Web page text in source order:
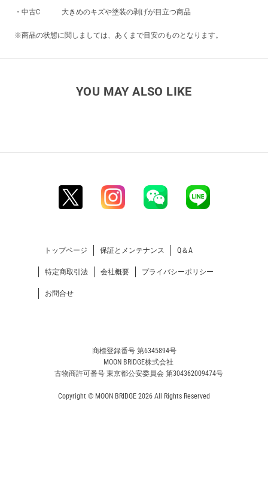
・中古C 大きめのキズや塗装の剥げが目立つ商品
※商品の状態に関しましては、あくまで目安のものとなります。
YOU MAY ALSO LIKE
トップページ 保証とメンテナンス Q＆A
特定商取引法 会社概要 プライバシーポリシー
お問合せ
商標登録番号 第6345894号
MOON BRIDGE株式会社
古物商許可番号 東京都公安委員会 第304362009474号
Copyright © MOON BRIDGE 2026 All Rights Reserved